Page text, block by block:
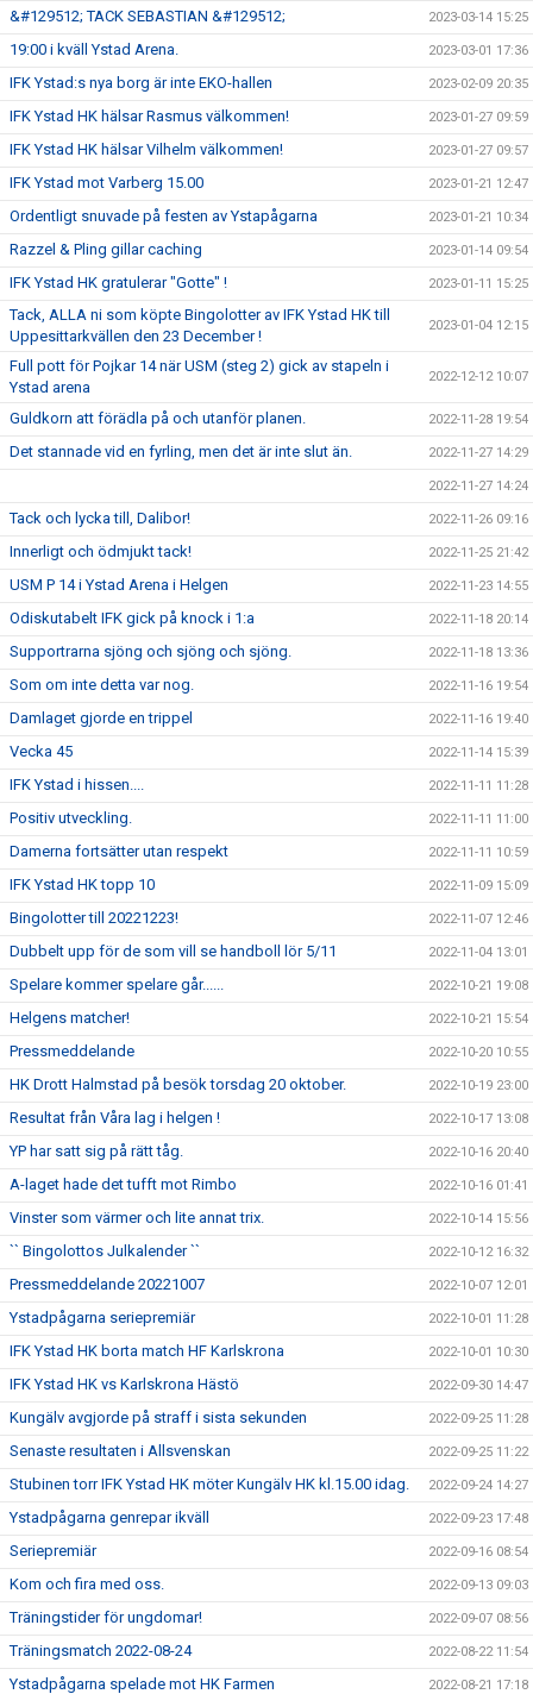
&#129512; TACK SEBASTIAN &#129512; 2023-03-14 15:25
19:00 i kväll Ystad Arena. 2023-03-01 17:36
IFK Ystad:s nya borg är inte EKO-hallen 2023-02-09 20:35
IFK Ystad HK hälsar Rasmus välkommen! 2023-01-27 09:59
IFK Ystad HK hälsar Vilhelm välkommen! 2023-01-27 09:57
IFK Ystad mot Varberg 15.00 2023-01-21 12:47
Ordentligt snuvade på festen av Ystapågarna 2023-01-21 10:34
Razzel & Pling gillar caching 2023-01-14 09:54
IFK Ystad HK gratulerar "Gotte" ! 2023-01-11 15:25
Tack, ALLA ni som köpte Bingolotter av IFK Ystad HK till
Uppesittarkvällen den 23 December !
2023-01-04 12:15
Full pott för Pojkar 14 när USM (steg 2) gick av stapeln i
Ystad arena
2022-12-12 10:07
Guldkorn att förädla på och utanför planen. 2022-11-28 19:54
Det stannade vid en fyrling, men det är inte slut än. 2022-11-27 14:29
2022-11-27 14:24
Tack och lycka till, Dalibor! 2022-11-26 09:16
Innerligt och ödmjukt tack! 2022-11-25 21:42
USM P 14 i Ystad Arena i Helgen 2022-11-23 14:55
Odiskutabelt IFK gick på knock i 1:a 2022-11-18 20:14
Supportrarna sjöng och sjöng och sjöng. 2022-11-18 13:36
Som om inte detta var nog. 2022-11-16 19:54
Damlaget gjorde en trippel 2022-11-16 19:40
Vecka 45 2022-11-14 15:39
IFK Ystad i hissen.... 2022-11-11 11:28
Positiv utveckling. 2022-11-11 11:00
Damerna fortsätter utan respekt 2022-11-11 10:59
IFK Ystad HK topp 10 2022-11-09 15:09
Bingolotter till 20221223! 2022-11-07 12:46
Dubbelt upp för de som vill se handboll lör 5/11 2022-11-04 13:01
Spelare kommer spelare går...... 2022-10-21 19:08
Helgens matcher! 2022-10-21 15:54
Pressmeddelande 2022-10-20 10:55
HK Drott Halmstad på besök torsdag 20 oktober. 2022-10-19 23:00
Resultat från Våra lag i helgen ! 2022-10-17 13:08
YP har satt sig på rätt tåg. 2022-10-16 20:40
A-laget hade det tufft mot Rimbo 2022-10-16 01:41
Vinster som värmer och lite annat trix. 2022-10-14 15:56
`` Bingolottos Julkalender `` 2022-10-12 16:32
Pressmeddelande 20221007 2022-10-07 12:01
Ystadpågarna seriepremiär 2022-10-01 11:28
IFK Ystad HK borta match HF Karlskrona 2022-10-01 10:30
IFK Ystad HK vs Karlskrona Hästö 2022-09-30 14:47
Kungälv avgjorde på straff i sista sekunden 2022-09-25 11:28
Senaste resultaten i Allsvenskan 2022-09-25 11:22
Stubinen torr IFK Ystad HK möter Kungälv HK kl.15.00 idag. 2022-09-24 14:27
Ystadpågarna genrepar ikväll 2022-09-23 17:48
Seriepremiär 2022-09-16 08:54
Kom och fira med oss. 2022-09-13 09:03
Träningstider för ungdomar! 2022-09-07 08:56
Träningsmatch 2022-08-24 2022-08-22 11:54
Ystadpågarna spelade mot HK Farmen 2022-08-21 17:18